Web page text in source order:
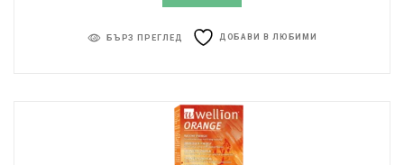
БЪРЗ ПРЕГЛЕД ДОБАВИ В ЛЮБИМИ